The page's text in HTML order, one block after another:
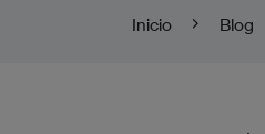
Inicio Blog